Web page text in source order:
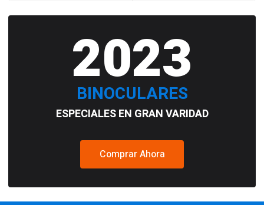
2023
BINOCULARES
ESPECIALES EN GRAN VARIDAD
Comprar Ahora